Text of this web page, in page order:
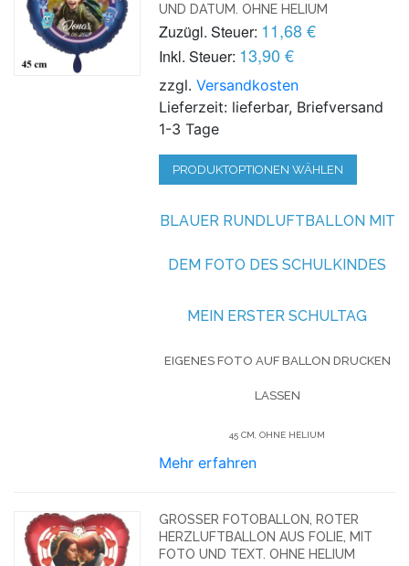
UND DATUM. OHNE HELIUM
Zuzügl. Steuer: 11,68 €
Inkl. Steuer: 13,90 €
zzgl.Versandkosten
Lieferzeit: lieferbar, Briefversand
1-3 Tage
PRODUKTOPTIONEN WÄHLEN
BLAUER RUNDLUFTBALLON MIT
DEM FOTO DES SCHULKINDES
MEIN ERSTER SCHULTAG
EIGENES FOTO AUF BALLON DRUCKEN
LASSEN
45 CM, OHNE HELIUM
Mehr erfahren
GROSSER FOTOBALLON, ROTER H
ERZLUFTBALLON AUS FOLIE, MIT F
OTO UND TEXT. OHNE HELIUM